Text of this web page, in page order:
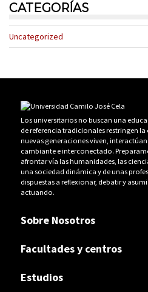
CATEGORÍAS
Uncategorized
Los universitarios no buscan una
de referencia tradicionales restringen
nuevas generaciones viven,
cambiante e interconectado.
afrontar vía las humanidades, las
una sociedad dinámica y de unas
dispuestas a reflexionar, debatir y
actuando.
Sobre Nosotros
Facultades y centros
Estudios